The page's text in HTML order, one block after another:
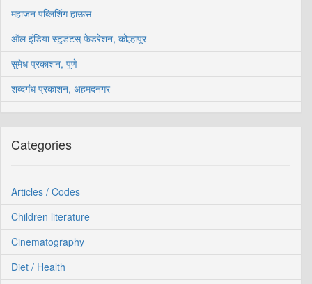
महाजन पब्लिशिंग हाऊस
ऑल इंडिया स्टुडंटस् फेडरेशन, कोल्हापूर
सुमेध प्रकाशन, पुणे
शब्दगंध प्रकाशन, अहमदनगर
Categories
Articles / Codes
Children literature
Cinematography
Diet / Health